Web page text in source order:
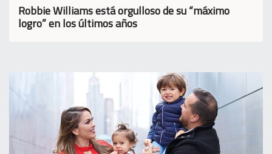
Robbie Williams está orgulloso de su “máximo
logro” en los últimos años